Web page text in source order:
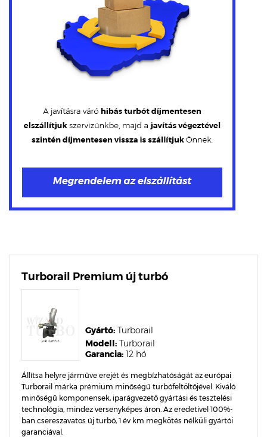
Turborail Premium új turbó
Garancia: 12 hó
Modell: Turborail
Gyártó: Turborail
Állítsa helyre járműve erejét és megbízhatóságát az európai
Turborail márka prémium minőségű turbófeltöltőjével. Kiváló
minőségű komponensek, iparágvezető gyártási és tesztelési
technológia, mindez versenyképes áron. Az eredetivel 100%-
ban csereszavatos új turbó, 1 év km megkötés nélküli gyártói
garanciával.